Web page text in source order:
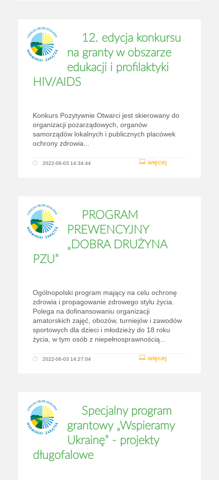
12. edycja konkursu
na granty w obszarze
edukacji i profilaktyki
HIV/AIDS
Konkurs Pozytywnie Otwarci jest skierowany do
organizacji pozarządowych, organów
samorządów lokalnych i publicznych placówek
ochrony zdrowia...
więcej
2022-06-03 14:34:44
PROGRAM
PREWENCYJNY
„DOBRA DRUŻYNA
PZU”
Ogólnopolski program mający na celu ochronę
zdrowia i propagowanie zdrowego stylu życia.
Polega na dofinansowaniu organizacji
amatorskich zajęć, obozów, turniejów i zawodów
sportowych dla dzieci i młodzieży do 18 roku
życia, w tym osób z niepełnosprawnością...
więcej
2022-06-03 14:27:04
Specjalny program
grantowy „Wspieramy
Ukrainę” - projekty
długofalowe